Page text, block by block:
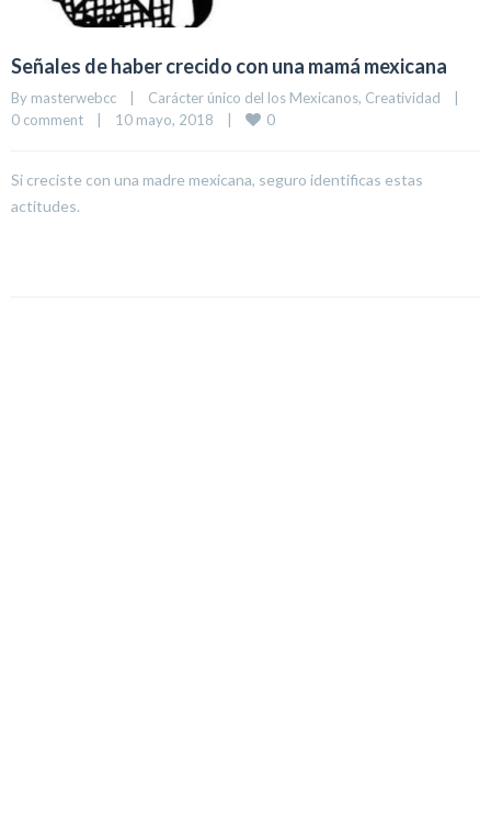
Señales de haber crecido con una mamá mexicana
By masterwebcc | Carácter único del los Mexicanos, Creatividad
|
0 comment
| 10 mayo, 2018 | 0
Si creciste con una madre mexicana, seguro identificas estas
actitudes.